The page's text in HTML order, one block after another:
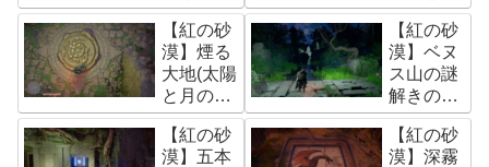
え
答え(五本
指の山霜
の遺跡)
【紅の砂
漠】煙る
大地(太陽
と月の迷
路)の謎解
きの答え
【紅の砂
漠】ベヌ
ス山の謎
解きの答
え
【紅の砂
漠】五本
【紅の砂
漠】深霧